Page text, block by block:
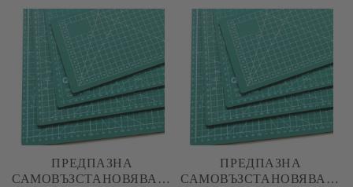
ПРЕДПАЗНА
САМОВЪЗСТАНОВЯВАЩА
ПРЕДПАЗНА
САМОВЪЗСТАНОВЯВАЩА